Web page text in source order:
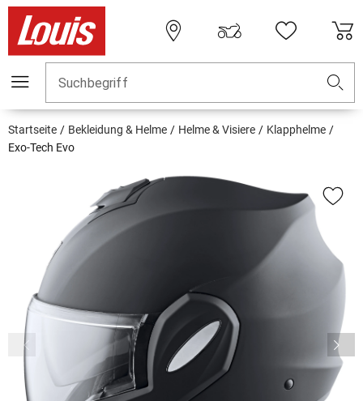
Suchbegriff
Startseite Bekleidung & Helme Helme & Visiere
Klapphelme
Exo-Tech Evo